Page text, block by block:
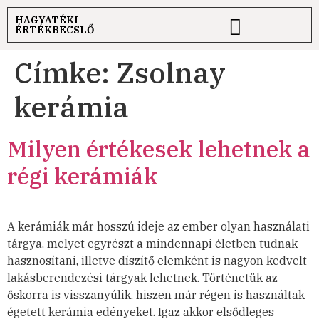
HAGYATÉKI
ÉRTÉKBECSLŐ
Címke: Zsolnay
kerámia
Milyen értékesek lehetnek a
régi kerámiák
A kerámiák már hosszú ideje az ember olyan használati
tárgya, melyet egyrészt a mindennapi életben tudnak
hasznosítani, illetve díszítő elemként is nagyon kedvelt
lakásberendezési tárgyak lehetnek. Történetük az
őskorra is visszanyúlik, hiszen már régen is használtak
égetett kerámia edényeket. Igaz akkor elsődleges